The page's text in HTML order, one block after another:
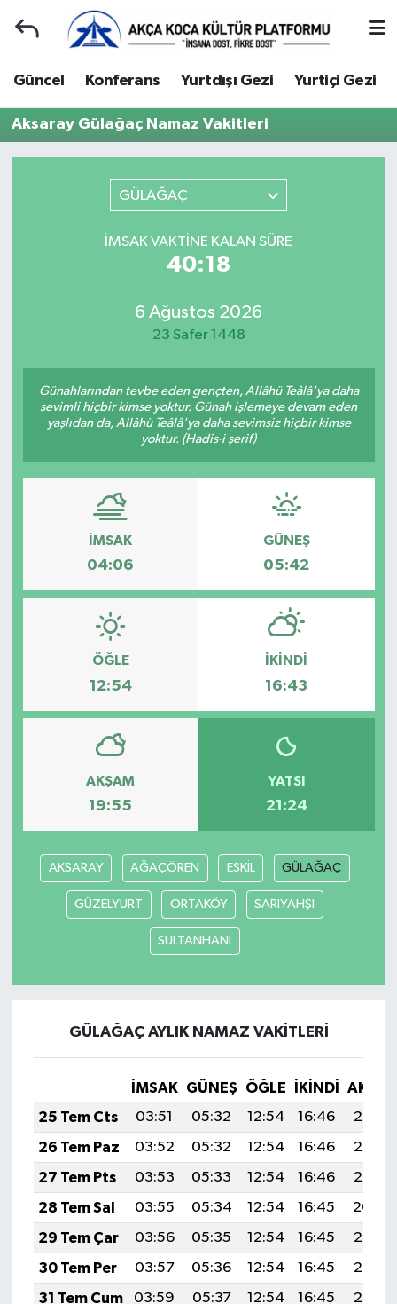
Güncel Konferans Yurtdışı Gezi Yurtiçi Gezi
Aksaray Gülağaç Namaz Vakitleri
GÜLAĞAÇ
İMSAK VAKTINE KALAN SÜRE
40:18
6 Ağustos 2026
23 Safer 1448
Günahlarından tevbe eden gençten, Allâhü Teâlâ'ya daha
sevimli hiçbir kimse yoktur. Günah işlemeye devam eden
yaşlıdan da, Allâhü Teâlâ'ya daha sevimsiz hiçbir kimse
yoktur. (Hadis-i şerif)
İMSAK
04:06
GÜNEŞ
05:42
ÖĞLE
12:54
İKINDI
16:43
AKŞAM
19:55
YATSI
21:24
AKSARAY AĞAÇÖREN ESKİL GÜLAĞAÇ
GÜZELYURT ORTAKÖY SARIYAHŞİ
SULTANHANI
GÜLAĞAÇ AYLIK NAMAZ VAKITLERI
İMSAK GÜNEŞ ÖĞLE İKINDI
25 Tem Cts
03:51 05:32 12:54 16:46
20:07
26 Tem Paz
03:52 05:32 12:54 16:46
20:06
27 Tem Pts
03:53 05:33 12:54 16:46
20:05
28 Tem Sal
03:55 05:34 12:54 16:45
20:04
29 Tem Çar
03:56 05:35 12:54 16:45
20:03
30 Tem Per
03:57 05:36 12:54 16:45
20:03
31 Tem Cum
03:59 05:37 12:54 16:45
20:02
Gençlerle Başbaşa
Güncel
Konferans
Yurtdışı Gezi
Hakkımızda
Yönetim Kurulu
Yüksek İstişare Kurulu
Kocaeli Hava Durumu
Kocaeli Namaz Vakitleri
Kocaeli Trafik Yoğunluk Haritası
Süper Lig Puan Durumu ve Fikstür
Son Dakika Haberleri
Haber Arşivi